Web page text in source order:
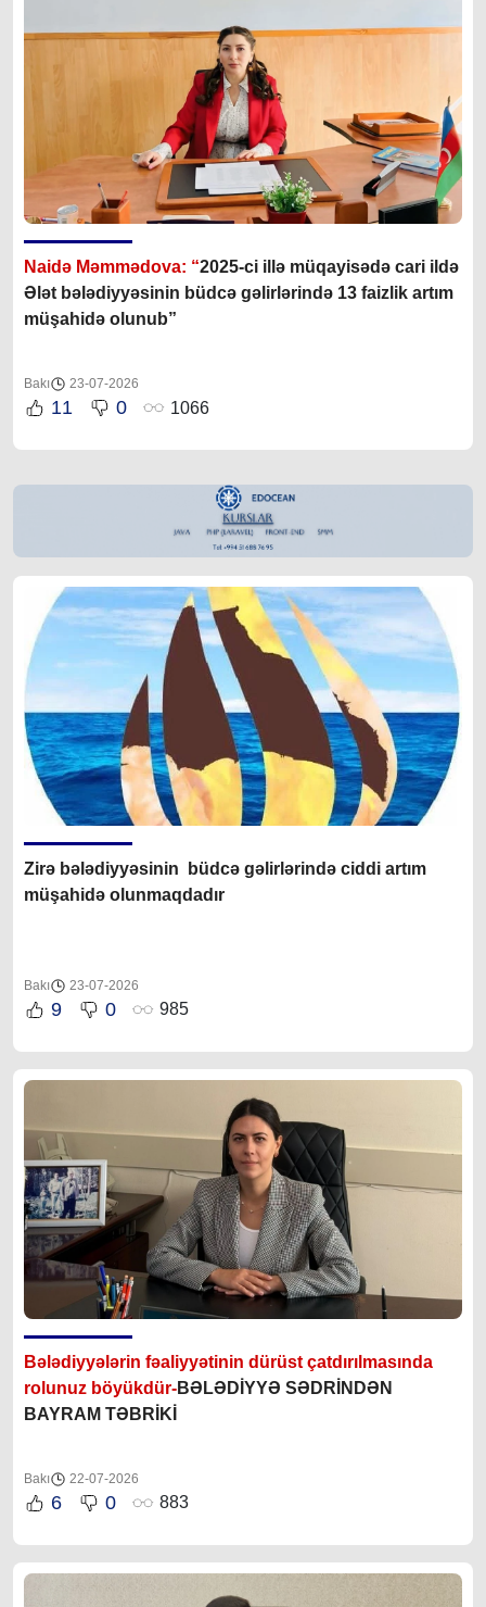
Naidə Məmmədova: “2025-ci illə müqayisədə cari ildə
Ələt bələdiyyəsinin büdcə gəlirlərində 13 faizlik artım
müşahidə olunub”
Bakı 23-07-2026
11 0 1066
Zirə bələdiyyəsinin büdcə gəlirlərində ciddi artım
müşahidə olunmaqdadır
Bakı 23-07-2026
9 0 985
Bələdiyyələrin fəaliyyətinin dürüst çatdırılmasında
rolunuz böyükdür-BƏLƏDİYYƏ SƏDRİNDƏN
BAYRAM TƏBRİKİ
Bakı 22-07-2026
6 0 883